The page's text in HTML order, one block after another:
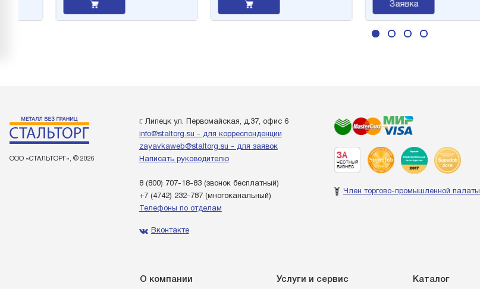
Заявка
ООО «СТАЛЬТОРГ», © 2026
г. Липецк ул. Первомайская, д.37, офис 6
info@staltorg.su - для корреспонденции
zayavkaweb@staltorg.su - для заявок
Написать руководителю
8 (800) 707-18-83(звонок бесплатный)
+7 (4742) 232-787(многоканальный)
Телефоны по отделам
Вконтакте
О компании Услуги и сервис Каталог
Член торгово-промышленной палаты